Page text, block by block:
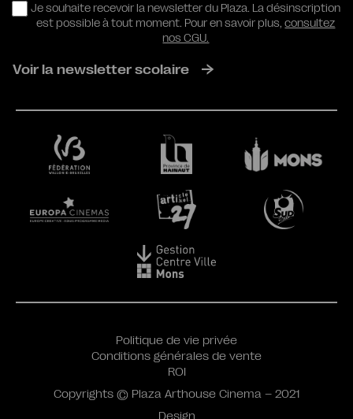
RGPD
Je souhaite recevoir la newsletter du Plaza. La désinscription
est possible à tout moment. Pour en savoir plus,consultez
nos CGU.
Voir la newsletter scolaire
Design
Politique de vie privée
Conditions générales de vente
ROI
Copyrights © Plaza Arthouse Cinema – 2021